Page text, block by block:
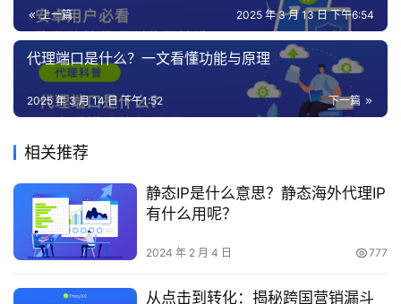
上一篇 2025 年 3 月 13 日 下午6:54
代理端口是什么？一文看懂功能与原理
下一篇
2025 年 3 月 14 日 下午1:52
相关推荐
静态IP是什么意思？静态海外代理IP
有什么用呢？
2024 年 2 月 4 日 777
从点击到转化：揭秘跨国营销漏斗